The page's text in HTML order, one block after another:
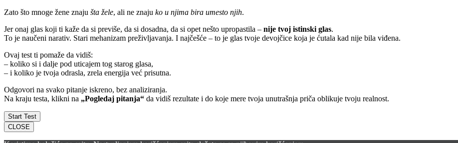
Zato što mnoge žene znaju šta žele, ali ne znaju ko u njima bira umesto njih.
Jer onaj glas koji ti kaže da si previše, da si dosadna, da si opet nešto upropastila – nije tvoj istinski glas.
To je naučeni narativ. Stari mehanizam preživljavanja. I najčešće – to je glas tvoje devojčice koja je ćutala kad nije bila viđena.
Ovaj test ti pomaže da vidiš:
– koliko si i dalje pod uticajem tog starog glasa,
– i koliko je tvoja odrasla, zrela energija već prisutna.
Odgovori na svako pitanje iskreno, bez analiziranja.
Na kraju testa, klikni na „Pogledaj pitanja“ da vidiš rezultate i do koje mere tvoja unutrašnja priča oblikuje tvoju realnost.
CLOSE